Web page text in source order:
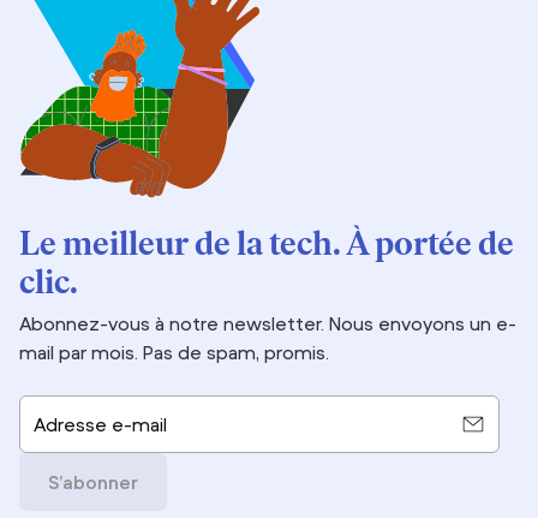
Le meilleur de la tech. À portée de
clic.
Abonnez-vous à notre newsletter. Nous envoyons un e-
mail par mois. Pas de spam, promis.
Adresse e-mail
S’abonner